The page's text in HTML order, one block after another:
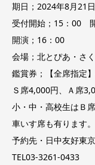
期日；2024年8月21
受付開始；15：00
開演；16：00
会場；北とぴあ・さ
鑑賞券；【全席指定
Ｓ席4,000円、Ａ席
小・中・高校生はＢ
車いす席も有ります。
予約先・日中友好東
TEL03-3261-0433